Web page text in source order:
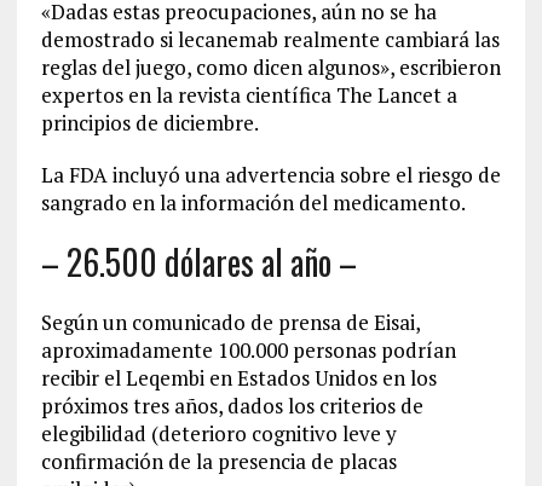
«Dadas estas preocupaciones, aún no se ha
demostrado si lecanemab realmente cambiará las
reglas del juego, como dicen algunos», escribieron
expertos en la revista científica The Lancet a
principios de diciembre.
La FDA incluyó una advertencia sobre el riesgo de
sangrado en la información del medicamento.
– 26.500 dólares al año –
Según un comunicado de prensa de Eisai,
aproximadamente 100.000 personas podrían
recibir el Leqembi en Estados Unidos en los
próximos tres años, dados los criterios de
elegibilidad (deterioro cognitivo leve y
confirmación de la presencia de placas